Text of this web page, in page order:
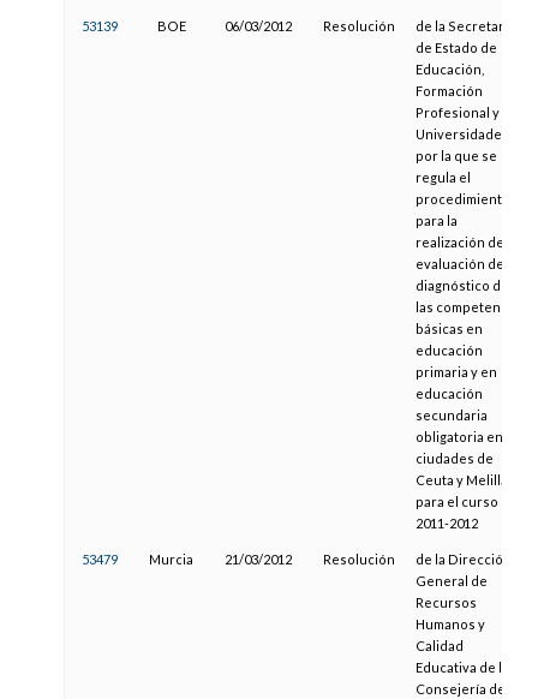
53139 BOE 06/03/2012 Resolución
de la Secretaría
de Estado de
Educación,
Formación
Profesional y
Universidades,
por la que se
regula el
procedimiento
para la
realización de la
evaluación de
diagnóstico de
las competencias
básicas en
educación
primaria y en
educación
secundaria
obligatoria en las
ciudades de
Ceuta y Melilla
para el curso
2011-2012
53479 Murcia 21/03/2012 Resolución
de la Dirección
General de
Recursos
Humanos y
Calidad
Educativa de la
Consejería de